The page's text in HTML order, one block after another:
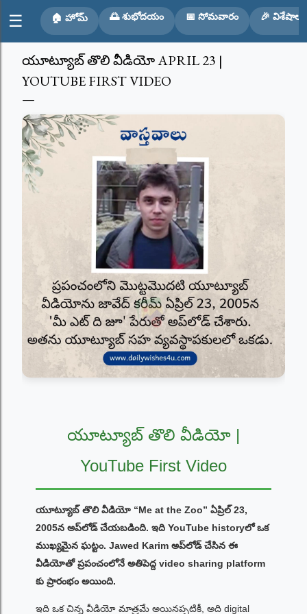
Skip to main content
☰ 🏠 హోమ్ 🌅 శుభోదయం 📅 సోమవారం 🎉 విశేషాలు
యూట్యూబ్ తొలి వీడియో APRIL 23 |
YOUTUBE FIRST VIDEO
యూట్యూబ్ తొలి వీడియో |
YouTube First Video
యూట్యూబ్ తొలి వీడియో “Me at the Zoo” ఏప్రిల్ 23,
2005న అప్‌లోడ్ చేయబడింది. ఇది YouTube historyలో ఒక
ముఖ్యమైన ఘట్టం. Jawed Karim అప్‌లోడ్ చేసిన ఈ
వీడియోతో ప్రపంచంలోనే అతిపెద్ద video sharing platform
కు ప్రారంభం అయింది.
ఇది ఒక చిన్న వీడియో మాత్రమే అయినప్పటికీ, అది digital